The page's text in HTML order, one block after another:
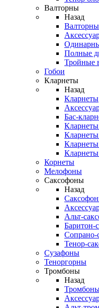
Валторны
Назад
Валторны
Полные
Тройные
Гобои
Кларнеты
Назад
Кларнеты
Бас-
Корнеты
Мелофоны
Саксофоны
Назад
Альт-
Баритон-
Сопрано-
Тенор-
Сузафоны
Теноргорны
Тромбоны
Назад